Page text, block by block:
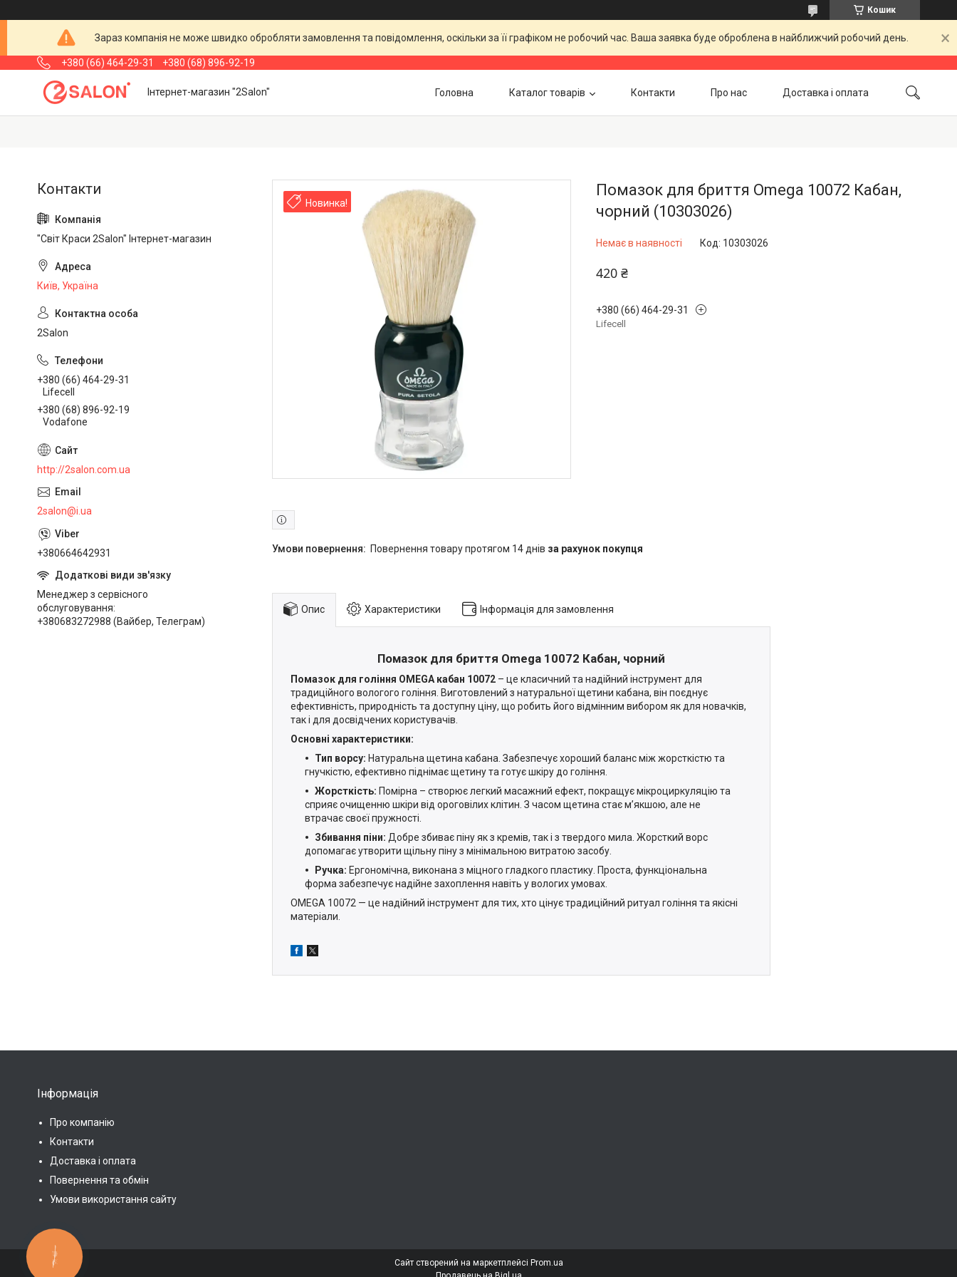
Кошик
Зараз компанія не може швидко обробляти замовлення та повідомлення, оскільки за її графіком не робочий час. Ваша заявка буде оброблена в найближчий робочий день.
+380 (66) 464-29-31 +380 (68) 896-92-19
Інтернет-магазин "2Salon" Головна Каталог товарів Контакти Про нас Доставка і оплата
Новинка!
Помазок для бриття Omega 10072 Кабан,
чорний (10303026)
Немає в наявності Код: 10303026
420 ₴
+380 (66) 464-29-31
Lifecell
повернення товару протягом 14 днів за рахунок покупця
Опис Характеристики Інформація для замовлення
Помазок для бриття Omega 10072 Кабан, чорний
Помазок для гоління OMEGA кабан 10072 – це класичний та надійний інструмент для
традиційного вологого гоління. Виготовлений з натуральної щетини кабана, він поєднує
ефективність, природність та доступну ціну, що робить його відмінним вибором як для новачків,
так і для досвідчених користувачів.
Основні характеристики:
Тип ворсу: Натуральна щетина кабана. Забезпечує хороший баланс між жорсткістю та
гнучкістю, ефективно піднімає щетину та готує шкіру до гоління.
Жорсткість: Помірна – створює легкий масажний ефект, покращує мікроциркуляцію та
сприяє очищенню шкіри від ороговілих клітин. З часом щетина стає м’якшою, але не
втрачає своєї пружності.
Збивання піни: Добре збиває піну як з кремів, так і з твердого мила. Жорсткий ворс
допомагає утворити щільну піну з мінімальною витратою засобу.
Ручка: Ергономічна, виконана з міцного гладкого пластику. Проста, функціональна
форма забезпечує надійне захоплення навіть у вологих умовах.
OMEGA 10072 — це надійний інструмент для тих, хто цінує традиційний ритуал гоління та якісні
матеріали.
"Світ Краси 2Salon" Інтернет-магазин
Київ, Україна
2Salon
+380 (66) 464-29-31
Lifecell
+380 (68) 896-92-19
Vodafone
http://2salon.com.ua
2salon@i.ua
+380664642931
Менеджер з сервісного
обслуговування
+380683272988 (Вайбер, Телеграм)
Інформація
Про компанію
Контакти
Доставка і оплата
Повернення та обмін
Умови використання сайту
Сайт створений на маркетплейсі Prom.ua
КНОПКА
ЗВ'ЯЗКУ